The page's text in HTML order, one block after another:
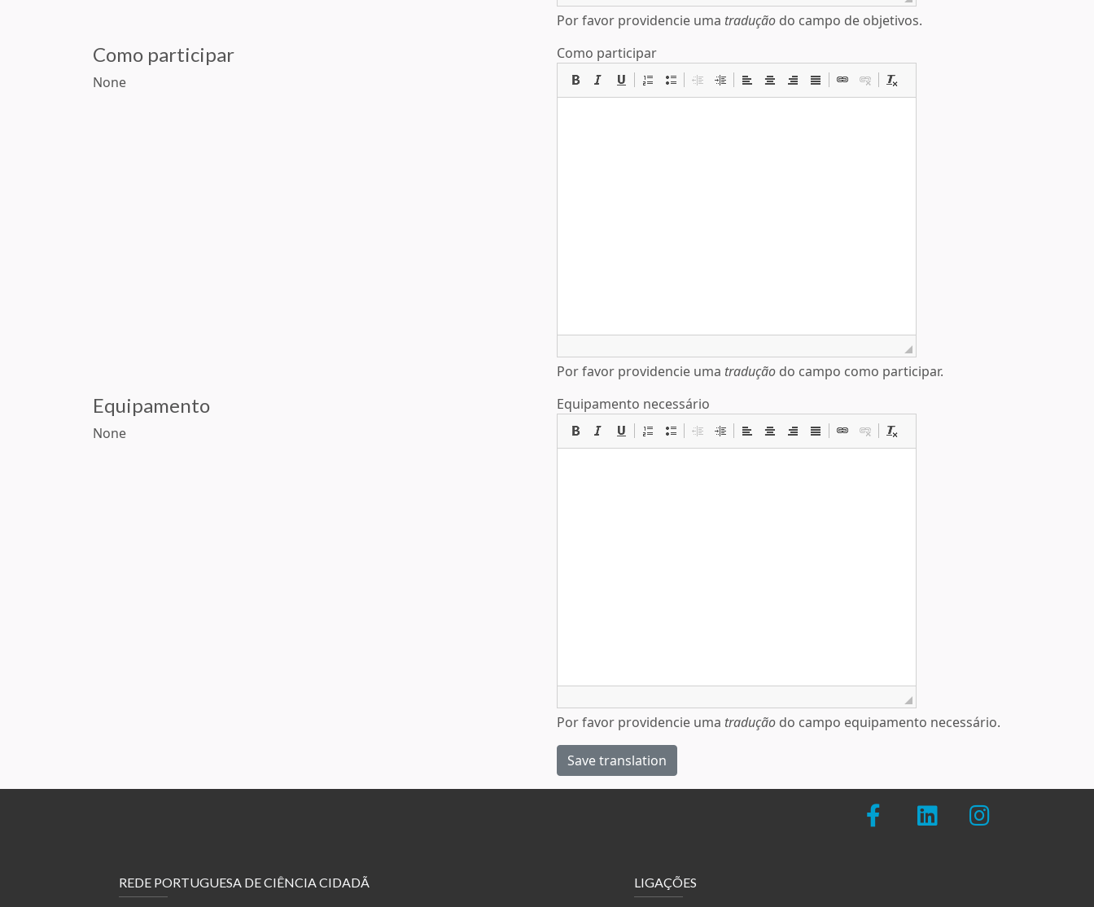
Por favor providencie uma tradução do campo de objetivos.
Como participar
None
Como participar
Por favor providencie uma tradução do campo como participar.
Equipamento
None
Equipamento necessário
Por favor providencie uma tradução do campo equipamento necessário.
Save translation
REDE PORTUGUESA DE CIÊNCIA CIDADÃ LIGAÇÕES